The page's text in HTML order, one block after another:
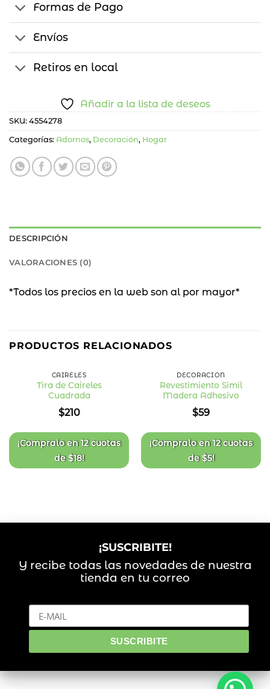
Formas de Pago
Envíos
Retiros en local
Añadir a la lista de deseos
SKU: 4554278
Categorías: Adornos, Decoración, Hogar
DESCRIPCIÓN
VALORACIONES (0)
*Todos los precios en la web son al por mayor*
PRODUCTOS RELACIONADOS
CAIRELES
Tira de Caireles
Cuadrada
$210
¡Compralo en12 cuotas
de$18!
Añadir
DECORACIÓN
Revestimiento Simil
Madera Adhesivo
$59
¡Compralo en12 cuotas
de$5!
¡SUSCRIBITE!
Y recibe todas las novedades de nuestra
tienda en tu correo